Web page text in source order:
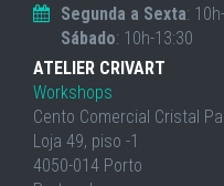
Segunda a Sexta:
Sábado: 10h-13:30
ATELIER CRIVART
Workshops
Cento Comercial Cristal
Loja 49, piso -1
4050-014 Porto